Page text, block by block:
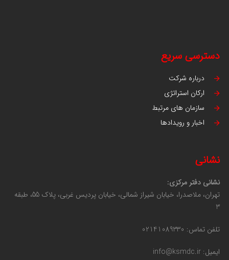
دسترسی سریع
درباره شرکت
ارکان استراتژی
سازمان های مرتبط
اخبار و رویدادها
نشانی
نشانی دفتر مرکزی:
تهران، ملاصدرا، خیابان شیراز شمالی، خیابان پردیس غربی، پلاک 55، طبقه
3
تلفن تماس: 02141089330
ایمیل: info@ksmdc.ir